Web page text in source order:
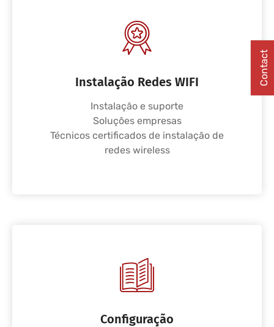
Instalação Redes WIFI
Instalação e suporte
Soluções empresas
Técnicos certificados de instalação de
redes wireless
Configuração
Contact